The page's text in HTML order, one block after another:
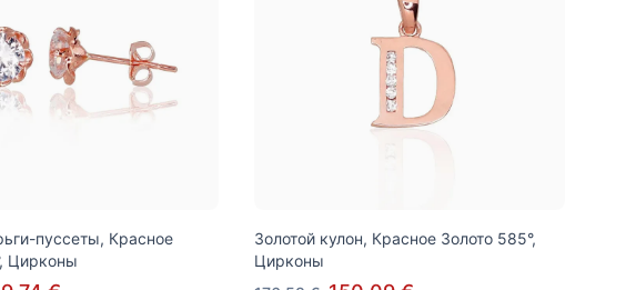
пуссеты, Красное
Цирконы
Золотой кулон, Красное Золото 585°,
Цирконы